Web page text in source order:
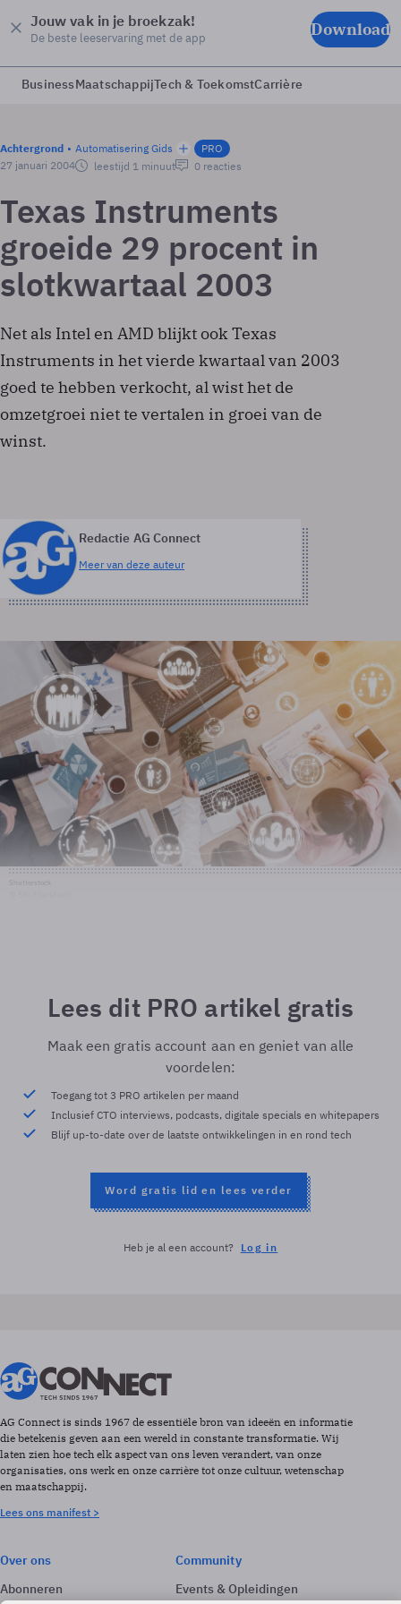
Jouw vak in je broekzak!
De beste leeservaring met de app Download
BusinessMaatschappijTech & ToekomstCarrière
Achtergrond Automatisering Gids
PRO
27 januari 2004
leestijd 1 minuut 0 reacties
Texas Instruments
groeide 29 procent in
slotkwartaal 2003
Net als Intel en AMD blijkt ook Texas
Instruments in het vierde kwartaal van 2003
goed te hebben verkocht, al wist het de
omzetgroei niet te vertalen in groei van de
winst.
Redactie AG Connect
Meer van deze auteur
Lees dit PRO artikel gratis
Maak een gratis account aan en geniet van alle
voordelen:
Toegang tot 3 PRO artikelen per maand
Inclusief CTO interviews, podcasts, digitale specials en whitepapers
Blijf up-to-date over de laatste ontwikkelingen in en rond tech
Word gratis lid en lees verder
Heb je al een account? Log in
AG Connect is sinds 1967 de essentiële bron van ideeën en informatie
die betekenis geven aan een wereld in constante transformatie. Wij
laten zien hoe tech elk aspect van ons leven verandert, van onze
organisaties, ons werk en onze carrière tot onze cultuur, wetenschap
en maatschappij.
Lees ons manifest >
Over ons
Abonneren
Community
Events & Opleidingen